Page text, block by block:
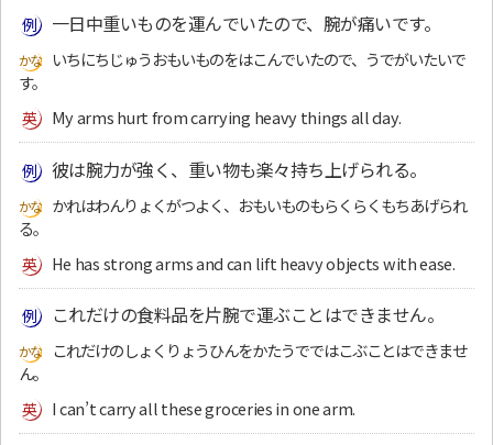
一日中重いものを運んでいたので、腕が痛いです。
いちにちじゅうおもいものをはこんでいたので、うでがいたいで
す。
My arms hurt from carrying heavy things all day.
彼は腕力が強く、重い物も楽々持ち上げられる。
かれはわんりょくがつよく、おもいものもらくらくもちあげられ
る。
He has strong arms and can lift heavy objects with ease.
これだけの食料品を片腕で運ぶことはできません。
これだけのしょくりょうひんをかたうでではこぶことはできませ
ん。
I can’t carry all these groceries in one arm.